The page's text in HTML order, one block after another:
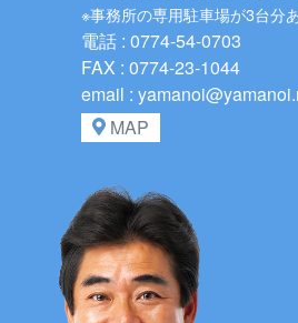
※事務所の専用駐車場が3台分あ
電話 : 0774-54-0703
FAX : 0774-23-1044
email :
MAP